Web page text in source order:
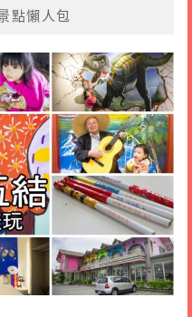
點懶人包